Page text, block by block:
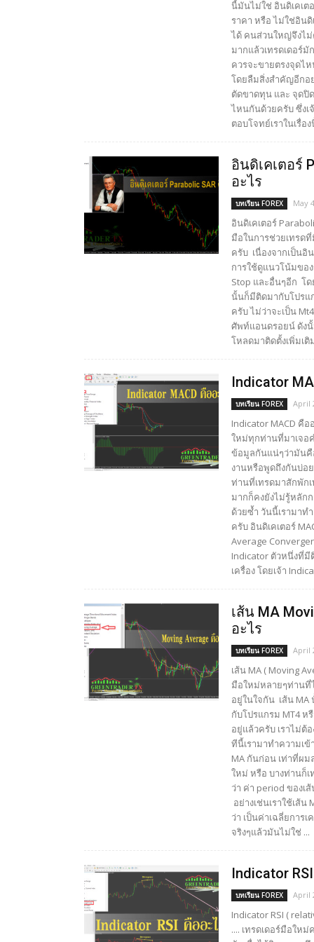
นี้มันไม่ใช่ อินดิเคเต
ราคา หรือ ไม่ใช่อินดิ
ได้ คนส่วนใหญ่จึงไ
มากแล้วเทรดเดอร์
ควรจะขายตรงจุดไ
โดยลืมสิ่งสำคัญอีกอ
ตัดขาดทุน และ จุดปิ
ไหนกันด้วยครับ ซึ่งเ
ตอบโจทย์เราในเรื่อ
อินดิเคเตอร์
อะไร
บทเรียน FOREX May
อินดิเคเตอร์
มือในการช่วยเทรด
ครับ เนื่องจากเป็นอิ
การใช้ดูแนวโน้มขอ
Stop และอื่นๆอีก โ
นั้นก็มีติดมากับโปรแ
ครับ ไม่ว่าจะเป็น
ศัพท์แอนดรอยน์ ดังนั้
โหลดมาติดตั้งเพิ่มเติ
Indicator
บทเรียน FOREX April
Indicator MACD คือ
ใหม่ทุกท่านที่มาเจอ
ข้อมูลกันแน่ๆว่ามันคื
งานหรือพูดถึงกันบ่อ
ท่านที่เทรดมาสักพัก
มากก็คงยังไม่รู้หลักก
ด้วยซ้ำ วันนี้เรามา
ครับ อินดิเคเตอร์
Average
Indicator ตัวหนึ่งที่มี
เครื่อง โดยเจ้า
เส้น MA
อะไร
บทเรียน FOREX April
เส้น MA ( Moving
มือใหม่หลายๆท่าน
อยู่ในใจกัน เส้น
กับโปรแกรม MT4 ห
อยู่แล้วครับ เราไม่ต้
ทีนี้เรามาทำความเ
MA กันก่อน เท่าที่ผม
ใหม่ หรือ บางท่านก็
ว่า ค่า period ของ
อย่างเช่นเราใช้เส้
ว่า เป็นค่าเฉลี่ยการ
จริงๆแล้วมันไม่ใช่ ...
Indicator
บทเรียน FOREX April
Indicator RSI (
.... เทรดเดอร์มือให